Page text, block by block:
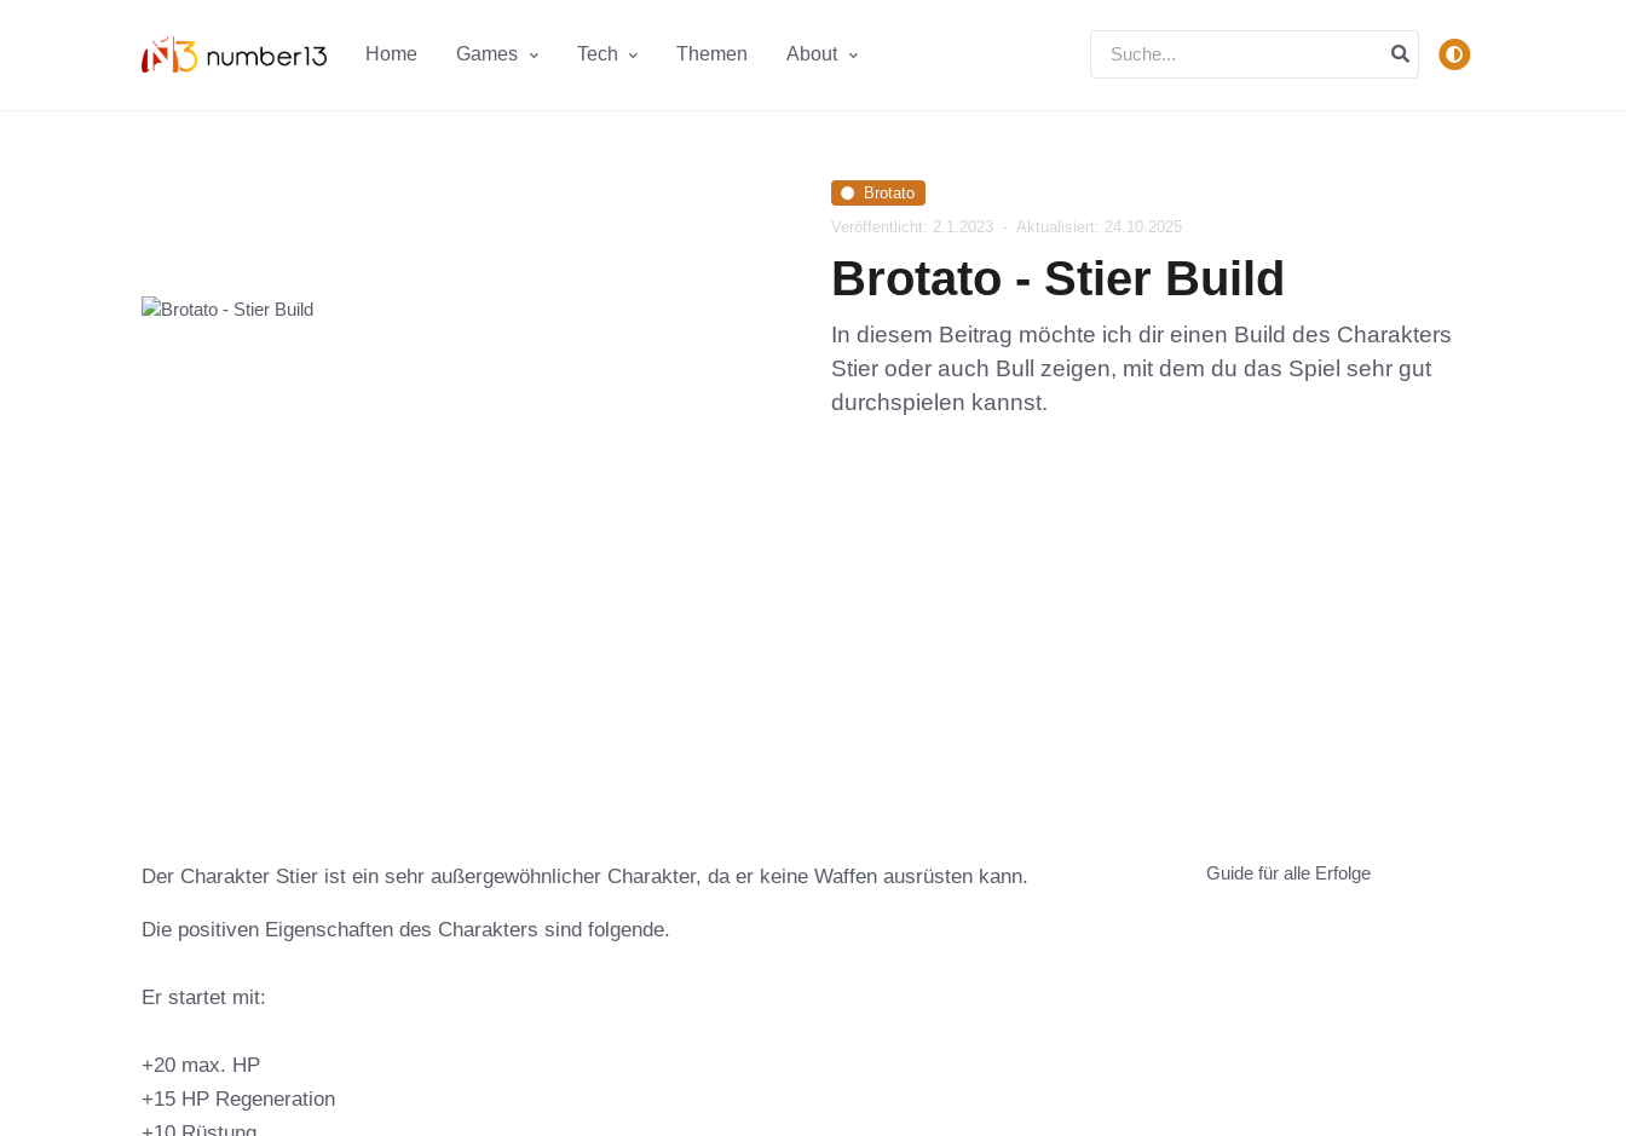
Home Games Tech Themen About
Brotato
Veröffentlicht: 2.1.2023 - Aktualisiert: 24.10.2025
Brotato - Stier Build
In diesem Beitrag möchte ich dir einen Build des Charakters
Stier oder auch Bull zeigen, mit dem du das Spiel sehr gut
durchspielen kannst.
Der Charakter Stier ist ein sehr außergewöhnlicher Charakter, da er keine Waffen ausrüsten kann.
Die positiven Eigenschaften des Charakters sind folgende.
Er startet mit:
+20 max. HP
+15 HP Regeneration
Guide für alle Erfolge